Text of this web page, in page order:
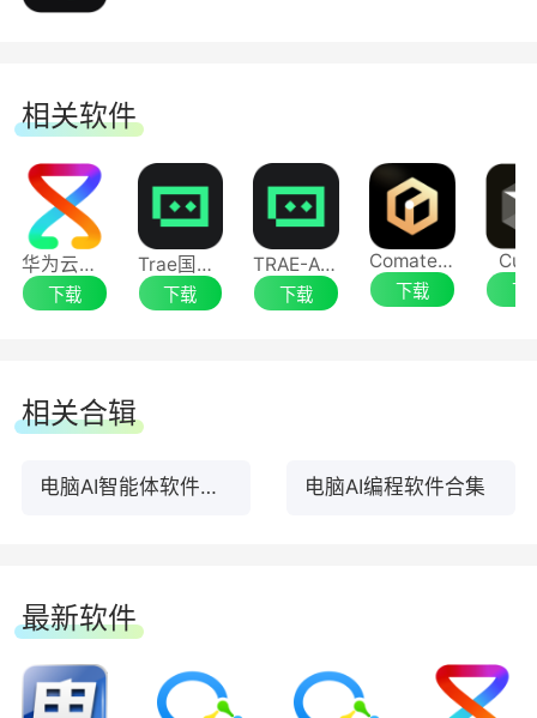
相关软件
华为云码道（CodeArts）代码智能体
下载
Trae国际版
下载
TRAE-AI编程
下载
Comate AI IDE
下载 下
相关合辑
电脑AI智能体软件合集 电脑AI编程软件合集
最新软件